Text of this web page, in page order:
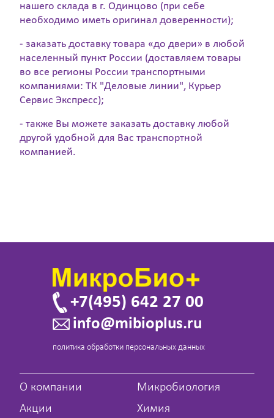
нашего склада в г. Одинцово (при себе
необходимо иметь оригинал доверенности);
- заказать доставку товара «до двери» в любой
населенный пункт России (доставляем товары
во все регионы России транспортными
компаниями: ТК "Деловые линии", Курьер
Сервис Экспресс);
- также Вы можете заказать доставку любой
другой удобной для Вас транспортной
компанией.
+7(495) 642 27 00
info@mibioplus.ru
политика обработки персональных данных
О компании
Акции
Микробиология
Химия